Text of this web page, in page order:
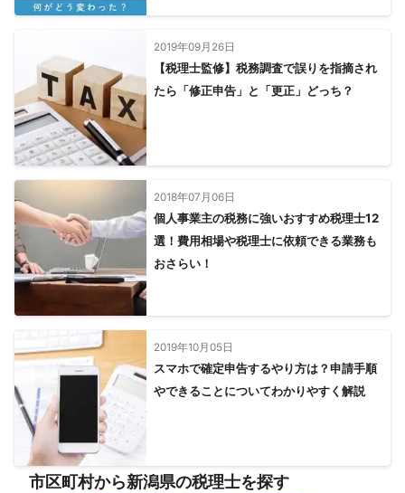
2019年09月26日
【税理士監修】税務調査で誤りを指摘され
たら「修正申告」と「更正」どっち？
2018年07月06日
個人事業主の税務に強いおすすめ税理士12
選！費用相場や税理士に依頼できる業務も
おさらい！
2019年10月05日
スマホで確定申告するやり方は？申請手順
やできることについてわかりやすく解説
市区町村から新潟県の税理士を探す